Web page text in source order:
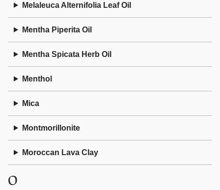
Melaleuca Alternifolia Leaf Oil
Mentha Piperita Oil
Mentha Spicata Herb Oil
Menthol
Mica
Montmorillonite
Moroccan Lava Clay
O